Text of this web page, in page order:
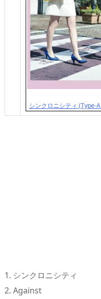
シンクロニシティ (Type-
1. シンクロニシティ
2. Against